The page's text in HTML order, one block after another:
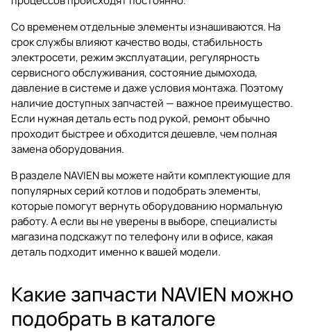
Со временем отдельные элементы изнашиваются. На
срок службы влияют качество воды, стабильность
электросети, режим эксплуатации, регулярность
сервисного обслуживания, состояние дымохода,
давление в системе и даже условия монтажа. Поэтому
наличие доступных запчастей — важное преимущество.
Если нужная деталь есть под рукой, ремонт обычно
проходит быстрее и обходится дешевле, чем полная
замена оборудования.
В разделе NAVIEN вы можете найти комплектующие для
популярных серий котлов и подобрать элементы,
которые помогут вернуть оборудованию нормальную
работу. А если вы не уверены в выборе, специалисты
магазинаподскажут по телефону или в офисе, какая
деталь подходит именно к вашей модели.
Какие запчасти NAVIEN можно
подобрать в каталоге